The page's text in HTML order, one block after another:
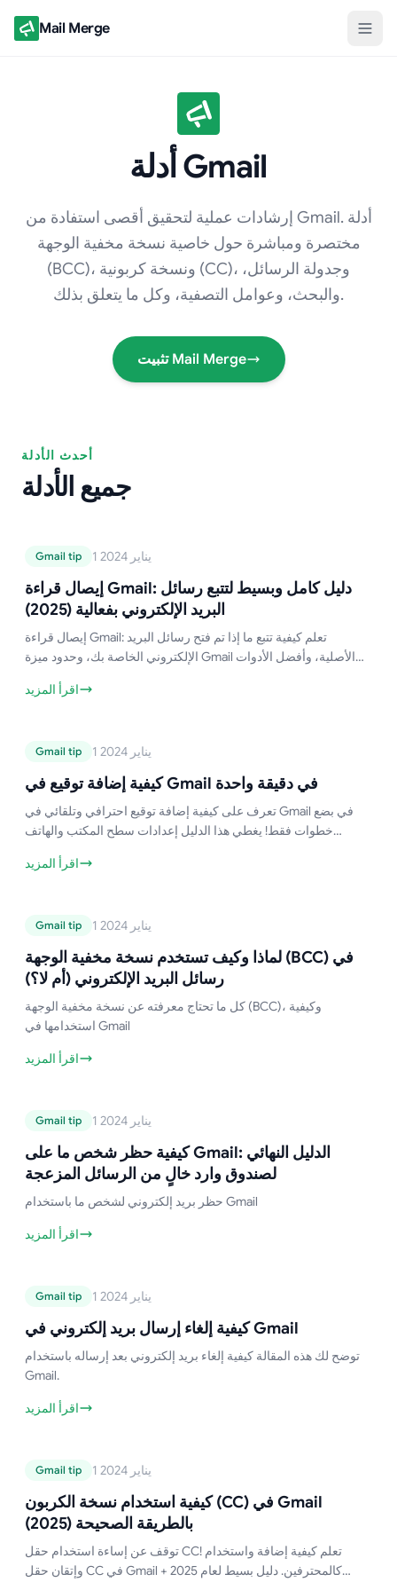
Mail Merge
أدلة Gmail
إرشادات عملية لتحقيق أقصى استفادة من Gmail. أدلة
مختصرة ومباشرة حول خاصية نسخة مخفية الوجهة
(BCC)، ونسخة كربونية (CC)، وجدولة الرسائل،
والبحث، وعوامل التصفية، وكل ما يتعلق بذلك.
تثبيت Mail Merge
أحدث الأدلة
جميع الأدلة
إيصال قراءة Gmail: دليل كامل وبسيط
لتتبع رسائل البريد الإلكتروني بفعالية
(2025)
دليل Gmail
Gmail tip 1 يناير 2024
إيصال قراءة Gmail: دليل كامل وبسيط لتتبع رسائل
البريد الإلكتروني بفعالية (2025)
إيصال قراءة Gmail: تعلم كيفية تتبع ما إذا تم فتح رسائل البريد
الإلكتروني الخاصة بك، وحدود ميزة Gmail الأصلية، وأفضل الأدوات
اقرأ المزيد
كيفية إضافة توقيع في Gmail في دقيقة
واحدة
دليل Gmail
Gmail tip 1 يناير 2024
كيفية إضافة توقيع في Gmail في دقيقة واحدة
تعرف على كيفية إضافة توقيع احترافي وتلقائي في Gmail في بضع
خطوات فقط! يغطي هذا الدليل إعدادات سطح المكتب والهاتف
اقرأ المزيد
لماذا وكيف تستخدم نسخة مخفية الوجهة
(BCC) في رسائل البريد الإلكتروني (أم لا؟)
دليل Gmail
Gmail tip 1 يناير 2024
لماذا وكيف تستخدم نسخة مخفية الوجهة (BCC) في
رسائل البريد الإلكتروني (أم لا؟)
كل ما تحتاج معرفته عن نسخة مخفية الوجهة (BCC)، وكيفية
استخدامها في Gmail
اقرأ المزيد
كيفية حظر شخص ما على Gmail: الدليل
النهائي لصندوق وارد خالٍ من الرسائل
المزعجة
دليل Gmail
Gmail tip 1 يناير 2024
كيفية حظر شخص ما على Gmail: الدليل النهائي
لصندوق وارد خالٍ من الرسائل المزعجة
حظر بريد إلكتروني لشخص ما باستخدام Gmail
اقرأ المزيد
كيفية إلغاء إرسال بريد إلكتروني في
Gmail
دليل Gmail
Gmail tip 1 يناير 2024
كيفية إلغاء إرسال بريد إلكتروني في Gmail
توضح لك هذه المقالة كيفية إلغاء بريد إلكتروني بعد إرساله باستخدام
Gmail.
اقرأ المزيد
كيفية استخدام نسخة الكربون (CC) في
Gmail بالطريقة الصحيحة (2025)
دليل Gmail
Gmail tip 1 يناير 2024
كيفية استخدام نسخة الكربون (CC) في Gmail
بالطريقة الصحيحة (2025)
توقف عن إساءة استخدام حقل CC! تعلم كيفية إضافة واستخدام
وإتقان حقل CC في Gmail كالمحترفين. دليل بسيط لعام 2025 +